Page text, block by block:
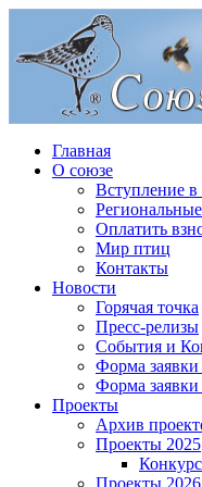
Главная
О союзе
Вступление
Оплатить
Мир птиц
Контакты
Новости
Горячая точка
Пресс-релизы
События и
Форма заявки
Форма
Проекты
Архив
Проекты 2025
Проекты 2026